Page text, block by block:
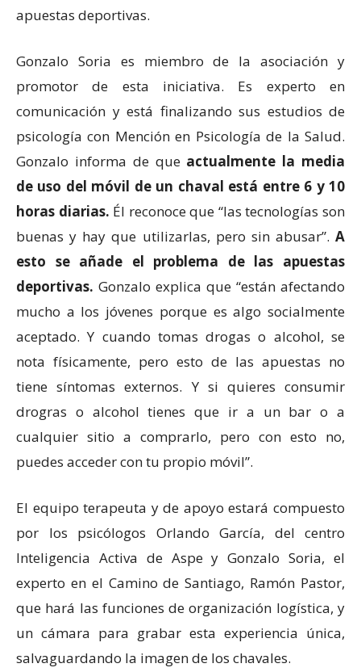
apuestas deportivas.
Gonzalo Soria es miembro de la asociación y
promotor de esta iniciativa. Es experto en
comunicación y está finalizando sus estudios de
psicología con Mención en Psicología de la Salud.
Gonzalo informa de que actualmente la media
de uso del móvil de un chaval está entre 6 y 10
horas diarias. Él reconoce que “las tecnologías son
buenas y hay que utilizarlas, pero sin abusar”. A
esto se añade el problema de las apuestas
deportivas. Gonzalo explica que “están afectando
mucho a los jóvenes porque es algo socialmente
aceptado. Y cuando tomas drogas o alcohol, se
nota físicamente, pero esto de las apuestas no
tiene síntomas externos. Y si quieres consumir
drogras o alcohol tienes que ir a un bar o a
cualquier sitio a comprarlo, pero con esto no,
puedes acceder con tu propio móvil”.
El equipo terapeuta y de apoyo estará compuesto
por los psicólogos Orlando García, del centro
Inteligencia Activa de Aspe y Gonzalo Soria, el
experto en el Camino de Santiago, Ramón Pastor,
que hará las funciones de organización logística, y
un cámara para grabar esta experiencia única,
salvaguardando la imagen de los chavales.